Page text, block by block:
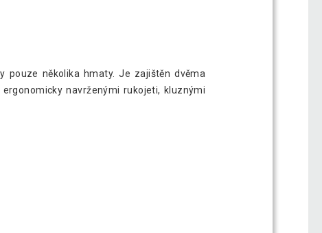
pouze několika hmaty. Je zajištěn dvěma
navrženými rukojeti, kluznými